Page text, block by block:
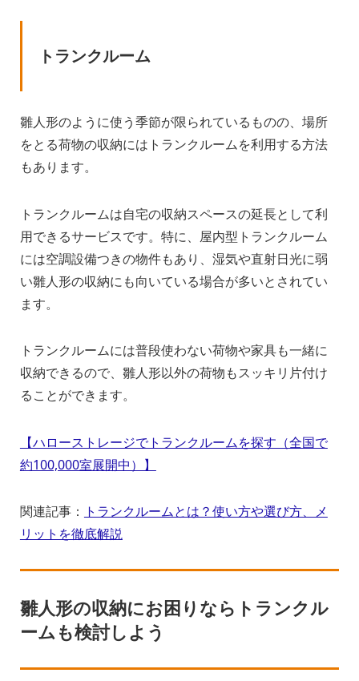
トランクルーム
雛人形のように使う季節が限られているものの、場所
をとる荷物の収納にはトランクルームを利用する方法
もあります。
トランクルームは自宅の収納スペースの延長として利
用できるサービスです。特に、屋内型トランクルーム
には空調設備つきの物件もあり、湿気や直射日光に弱
い雛人形の収納にも向いている場合が多いとされてい
ます。
トランクルームには普段使わない荷物や家具も一緒に
収納できるので、雛人形以外の荷物もスッキリ片付け
ることができます。
【ハローストレージでトランクルームを探す（全国で
約100,000室展開中）】
関連記事： トランクルームとは？使い方や選び方、メ
リットを徹底解説
雛人形の収納にお困りならトランクル
ームも検討しよう